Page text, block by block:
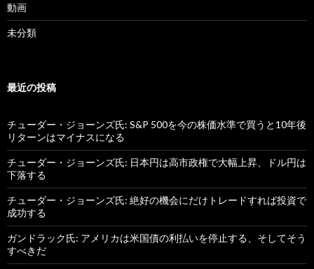
動画
未分類
最近の投稿
チューダー・ジョーンズ氏: S&P 500を今の株価水準で買うと10年後
リターンはマイナスになる
チューダー・ジョーンズ氏: 日本円は高市政権で大幅上昇、ドル円は
下落する
チューダー・ジョーンズ氏: 絶好の機会にだけトレードすれば投資で
成功する
ガンドラック氏: アメリカは米国債の利払いを停止する、そしてそう
すべきだ